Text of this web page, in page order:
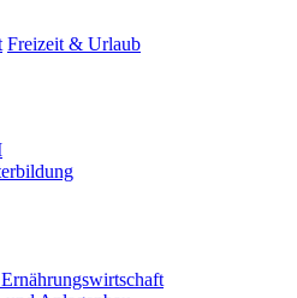
Freizeit & Urlaub